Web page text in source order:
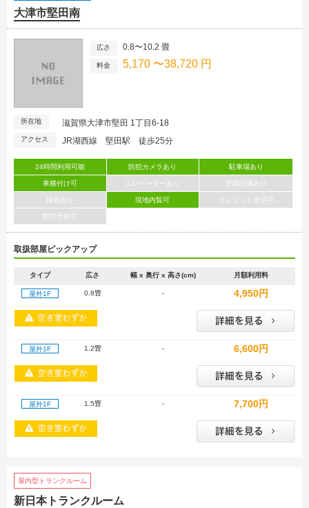
大津市堅田南
広さ 0.8〜10.2 畳
料金 5,170 〜38,720 円
所在地 滋賀県大津市堅田 1丁目6-18
アクセス JR湖西線 堅田駅 徒歩25分
24時間利用可能 防犯カメラあり 駐車場あり
車横付け可 エレベーターあり 空調設備あり
換気あり 現地内覧可 クレジット決済可
即日予約可
取扱部屋ピックアップ
タイプ 広さ 幅 x 奥行 x 高さ(cm) 月額利用料
屋外1F 0.8畳 - 4,950円
屋外1F 1.2畳 - 6,600円
屋外1F 1.5畳 - 7,700円
屋内型トランクルーム
新日本トランクルーム